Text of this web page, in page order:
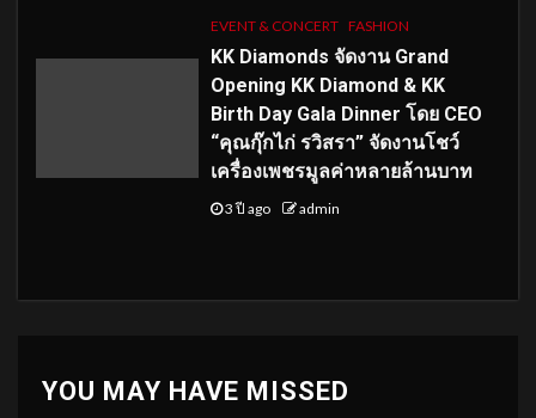
EVENT & CONCERT FASHION
KK Diamonds จัดงาน Grand
Opening KK Diamond & KK
Birth Day Gala Dinner โดย CEO
“คุณกุ๊กไก่ รวิสรา” จัดงานโชว์
เครื่องเพชรมูลค่าหลายล้านบาท
3 ปี ago admin
YOU MAY HAVE MISSED